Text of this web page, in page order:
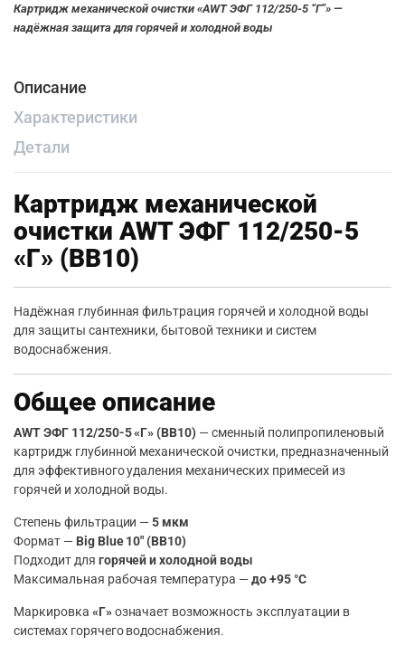
Картридж механической очистки «AWT ЭФГ 112/250-5 “Г”» —
надёжная защита для горячей и холодной воды
Описание
Характеристики
Детали
Картридж механической
очистки AWT ЭФГ 112/250-5
«Г» (BB10)
Надёжная глубинная фильтрация горячей и холодной воды
для защиты сантехники, бытовой техники и систем
водоснабжения.
Общее описание
AWT ЭФГ 112/250-5 «Г» (BB10) — сменный полипропиленовый
картридж глубинной механической очистки, предназначенный
для эффективного удаления механических примесей из
горячей и холодной воды.
Степень фильтрации —5 мкм
Формат — Big Blue 10″ (BB10)
Подходит для горячей и холодной воды
Максимальная рабочая температура —до +95 °C
Маркировка «Г»означает возможность эксплуатации в
системах горячего водоснабжения.